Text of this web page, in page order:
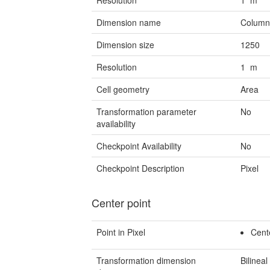
Dimension name
Column
Dimension size
1250
Resolution
1 m
Cell geometry
Area
Transformation parameter
availability
No
Checkpoint Availability
No
Checkpoint Description
Pixel
Center point
Point in Pixel
Transformation dimension
Bilineal